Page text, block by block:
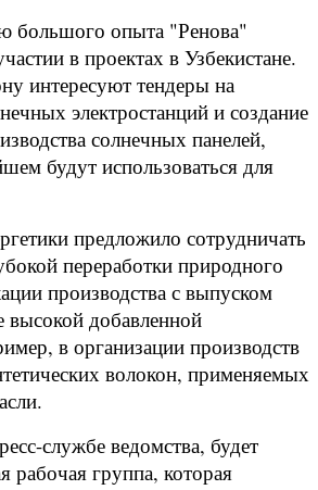
большого опыта "Ренова"
в проектах в Узбекистане.
интересуют тендеры на
электростанций и создание
солнечных панелей,
будут использоваться для
предложило сотрудничать
переработки природного
производства с выпуском
высокой добавленной
в организации производств
волокон, применяемых
службе ведомства, будет
рабочая группа, которая